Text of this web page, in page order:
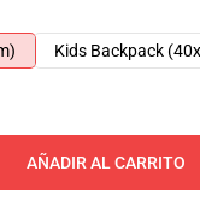
Kids Backpack
AÑADIR AL CARRITO